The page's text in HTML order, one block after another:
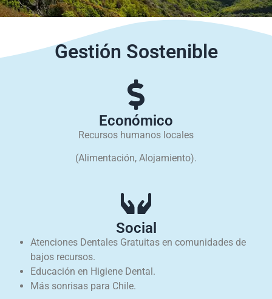
Gestión Sostenible
Económico
Recursos humanos locales
(Alimentación, Alojamiento).
Social
Atenciones Dentales Gratuitas en comunidades de
bajos recursos.
Educación en Higiene Dental.
Más sonrisas para Chile.